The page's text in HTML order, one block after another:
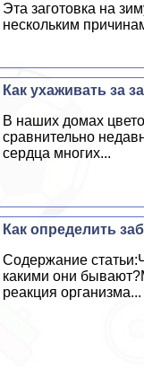
Эта заготовка на
нескольким
Как ухаживать за
В наших домах
сравнительно
сердца многих...
Как определить
Содержание
какими они
реакция организма...